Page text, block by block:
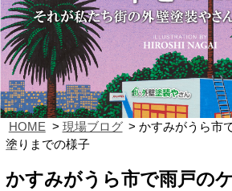
HOME 現場ブログ
かすみがうら市
塗りまでの様子
かすみがうら市で雨戸の